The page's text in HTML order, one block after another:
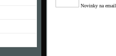
Novinky na email